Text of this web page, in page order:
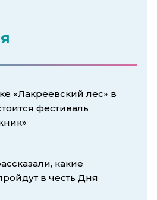
«Лакреевский лес» в
фестиваль
какие
в честь Дня